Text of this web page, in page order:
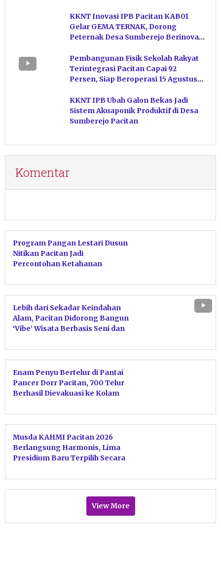
KKNT Inovasi IPB Pacitan KAB01
Gelar GEMA TERNAK, Dorong
Peternak Desa Sumberejo Berinovasi
Pembangunan Fisik Sekolah Rakyat
Terintegrasi Pacitan Capai 92
Persen, Siap Beroperasi 15 Agustus
KKNT IPB Ubah Galon Bekas Jadi
Sistem Akuaponik Produktif di Desa
Sumberejo Pacitan
Komentar
Program Pangan Lestari Dusun
Nitikan Pacitan Jadi
Percontohan Ketahanan
Lebih dari Sekadar Keindahan
Alam, Pacitan Didorong Bangun
‘Vibe’ Wisata Berbasis Seni dan
Enam Penyu Bertelur di Pantai
Pancer Dorr Pacitan, 700 Telur
Berhasil Dievakuasi ke Kolam
Musda KAHMI Pacitan 2026
Berlangsung Harmonis, Lima
Presidium Baru Terpilih Secara
View More